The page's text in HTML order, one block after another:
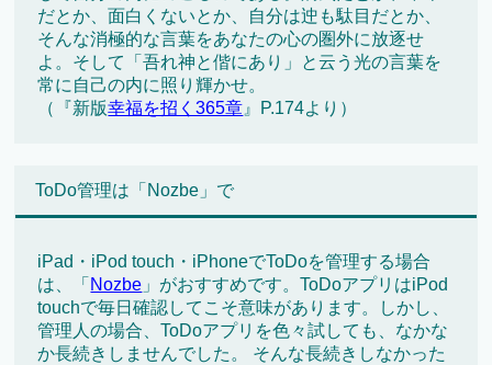
だとか、面白くないとか、自分は迚も駄目だとか、
そんな消極的な言葉をあなたの心の圏外に放逐せ
よ。そして「吾れ神と偕にあり」と云う光の言葉を
常に自己の内に照り輝かせ。
（『新版幸福を招く365章 』P.174より）
ToDo管理は「Nozbe」で
iPad・iPod touch・iPhoneでToDoを管理する場合
は、「 Nozbe 」がおすすめです。ToDoアプリはiPod
touchで毎日確認してこそ意味があります。しかし、
管理人の場合、ToDoアプリを色々試しても、なかな
か長続きしませんでした。 そんな長続きしなかった